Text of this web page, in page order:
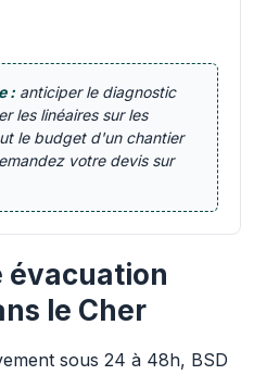
:anticiper le diagnostic
les linéaires sur les
le budget d'un chantier
votre devis sur
évacuation
le Cher
sous 24 à 48h, BSD